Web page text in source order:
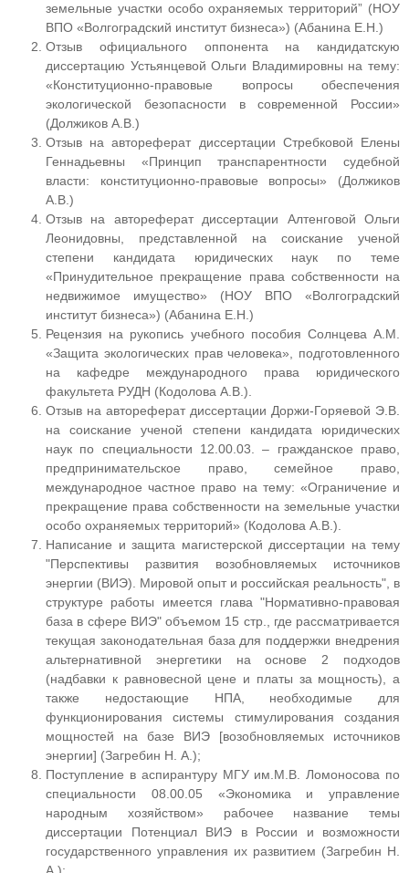
земельные участки особо охраняемых территорий” (НОУ
ВПО «Волгоградский институт бизнеса») (Абанина Е.Н.)
Отзыв официального оппонента на кандидатскую
диссертацию Устьянцевой Ольги Владимировны на тему:
«Конституционно-правовые вопросы обеспечения
экологической безопасности в современной России»
(Должиков А.В.)
Отзыв на автореферат диссертации Стребковой Елены
Геннадьевны «Принцип транспарентности судебной
власти: конституционно-правовые вопросы» (Должиков
А.В.)
Отзыв на автореферат диссертации Алтенговой Ольги
Леонидовны, представленной на соискание ученой
степени кандидата юридических наук по теме
«Принудительное прекращение права собственности на
недвижимое имущество» (НОУ ВПО «Волгоградский
институт бизнеса») (Абанина Е.Н.)
Рецензия на рукопись учебного пособия Солнцева А.М.
«Защита экологических прав человека», подготовленного
на кафедре международного права юридического
факультета РУДН (Кодолова А.В.).
Отзыв на автореферат диссертации Доржи-Горяевой Э.В.
на соискание ученой степени кандидата юридических
наук по специальности 12.00.03. – гражданское право,
предпринимательское право, семейное право,
международное частное право на тему: «Ограничение и
прекращение права собственности на земельные участки
особо охраняемых территорий» (Кодолова А.В.).
Написание и защита магистерской диссертации на тему
"Перспективы развития возобновляемых источников
энергии (ВИЭ). Мировой опыт и российская реальность", в
структуре работы имеется глава "Нормативно-правовая
база в сфере ВИЭ" объемом 15 стр., где рассматривается
текущая законодательная база для поддержки внедрения
альтернативной энергетики на основе 2 подходов
(надбавки к равновесной цене и платы за мощность), а
также недостающие НПА, необходимые для
функционирования системы стимулирования создания
мощностей на базе ВИЭ [возобновляемых источников
энергии] (Загребин Н. А.);
Поступление в аспирантуру МГУ им.М.В. Ломоносова по
специальности 08.00.05 «Экономика и управление
народным хозяйством» рабочее название темы
диссертации Потенциал ВИЭ в России и возможности
государственного управления их развитием (Загребин Н.